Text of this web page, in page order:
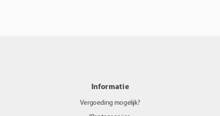
Informatie
Vergoeding mogelijk?